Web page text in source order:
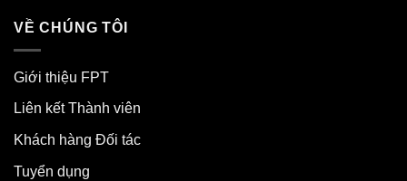
VỀ CHÚNG TÔI
Giới thiệu FPT
Liên kết Thành viên
Khách hàng Đối tác
Tuyển dụng